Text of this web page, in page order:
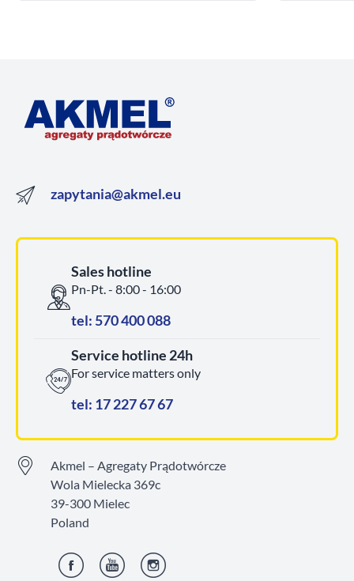
zapytania@akmel.eu
Sales hotline
Pn-Pt. - 8:00 - 16:00
tel: 570 400 088
Service hotline 24h
For service matters only
tel: 17 227 67 67
Akmel – Agregaty Prądotwórcze
Wola Mielecka 369c
39-300 Mielec
Poland